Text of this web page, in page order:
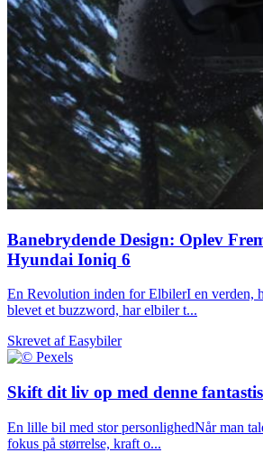
Banebrydende Design: Oplev
Hyundai Ioniq 6
En Revolution inden for ElbilerI en verden,
blevet et buzzword, har elbiler t...
Skrevet afEasybiler
Skift dit liv op med denne
En lille bil med stor personlighedNår man
fokus på størrelse, kraft o...